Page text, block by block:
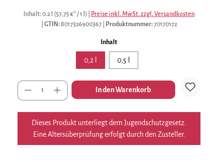
Inhalt: 0.2 l (57,75 €* / 1 l)
Preise inkl. MwSt. zzgl. Versandkosten
GTIN:8017326900367 Produktnummer:70170172
Inhaltauswählen
0,2 l 0,5 l
Anzahl In den Warenkorb
Dieses Produkt unterliegt dem Jugendschutzgesetz.
Eine Altersüberprüfung erfolgt durch den Zusteller.